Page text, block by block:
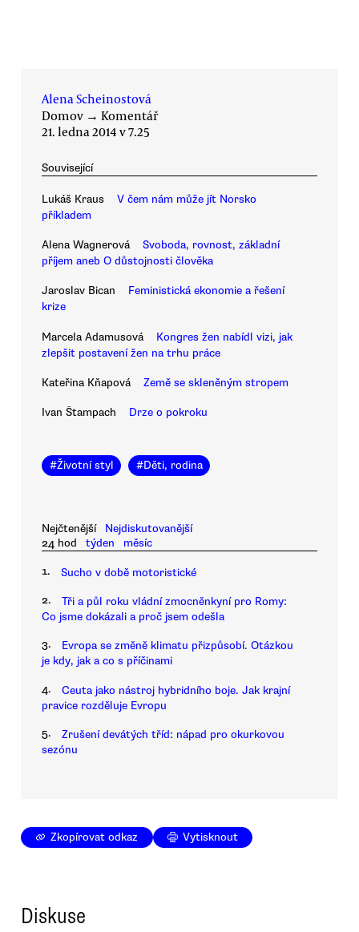
Alena Scheinostová
Domov → Komentář
21. ledna 2014 v 7.25
Související
Lukáš Kraus
V čem nám může jít Norsko
příkladem
Alena Wagnerová
Svoboda, rovnost, základní
příjem aneb O důstojnosti člověka
Jaroslav Bican
Feministická ekonomie a řešení
krize
Marcela Adamusová
Kongres žen nabídl vizi, jak
zlepšit postavení žen na trhu práce
Kateřina Kňapová Země se skleněným stropem
Ivan Štampach Drze o pokroku
#Životní styl #Děti, rodina
Nejčtenější
Nejdiskutovanější
24 hod
týden měsíc
1. Sucho v době motoristické
2.
Tři a půl roku vládní zmocněnkyní pro Romy:
Co jsme dokázali a proč jsem odešla
3.
Evropa se změně klimatu přizpůsobí. Otázkou
je kdy, jak a co s příčinami
4.
Ceuta jako nástroj hybridního boje. Jak krajní
pravice rozděluje Evropu
5.
Zrušení devátých tříd: nápad pro okurkovou
sezónu
Zkopírovat odkaz Vytisknout
Diskuse